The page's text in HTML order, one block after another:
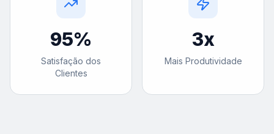
95%
Satisfação dos
Clientes
3x
Mais Produtividade